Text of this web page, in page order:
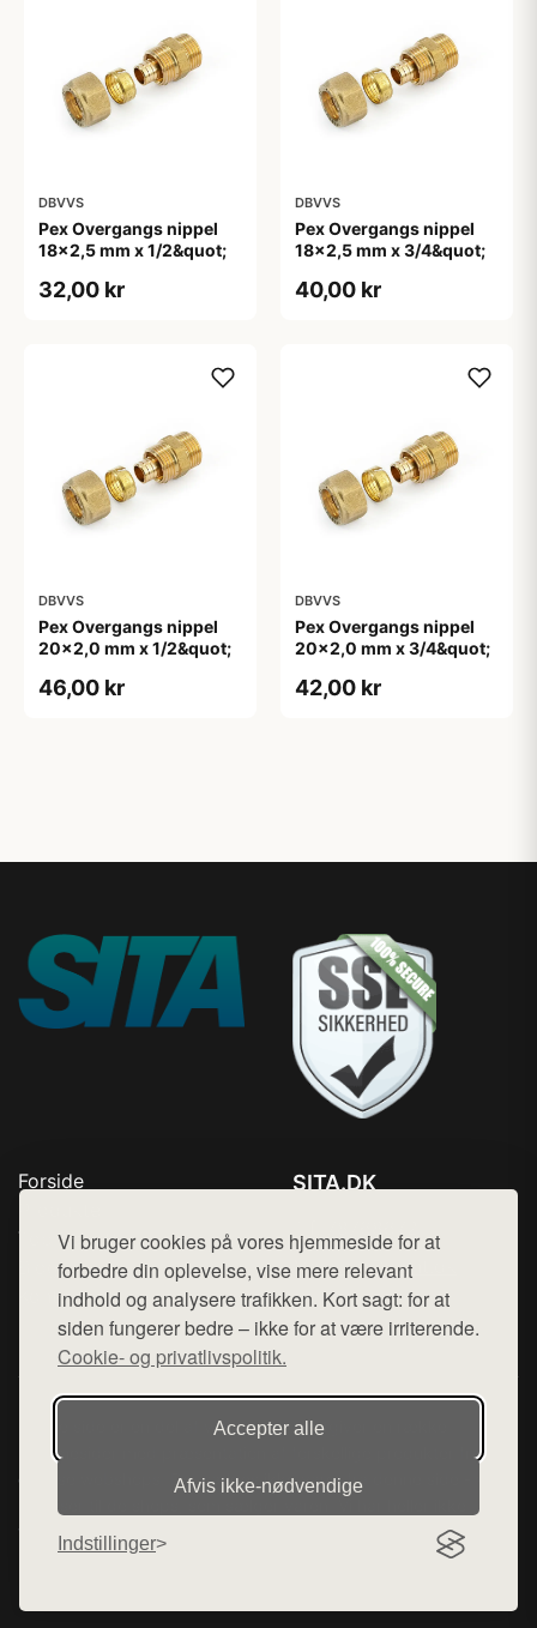
Vi bruger cookies på vores hjemmeside for at
forbedre din oplevelse, vise mere relevant
indhold og analysere trafikken. Kort sagt: for at
siden fungerer bedre – ikke for at være irriterende.
Cookie- og privatlivspolitik.
Accepter alle
Afvis ikke‑nødvendige
Indstillinger
DBVVS
Pex Overgangs nippel
18x2,5 mm x 1/2&quot;
32,00 kr
DBVVS
Pex Overgangs nippel
18x2,5 mm x 3/4&quot;
40,00 kr
DBVVS
Pex Overgangs nippel
20x2,0 mm x 1/2&quot;
46,00 kr
DBVVS
Pex Overgangs nippel
20x2,0 mm x 3/4&quot;
42,00 kr
Forside
Top Rabatter
Blog
Kontakt
SITA.DK
Mail: hej@want.dk
Cookie- og privatlivspolitik
Denne side er en del af want.dk, der udgiver en række
hjemmesider med præsentation af forskellige produkter fra
diverse webshops. Der sælges ikke varer fra denne side - vi
henviser til de shops, som sælger varen. Vi har heller ikke
varerne på lager.